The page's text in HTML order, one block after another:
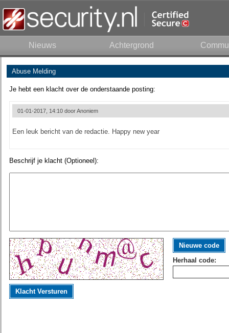
Nieuws Achtergrond
Abuse Melding
Je hebt een klacht over de onderstaande posting:
01-01-2017, 14:10 doorAnoniem
Een leuk bericht van de redactie. Happy new year
Beschrijf je klacht (Optioneel):
Nieuwe code
Herhaal code:
Klacht Versturen